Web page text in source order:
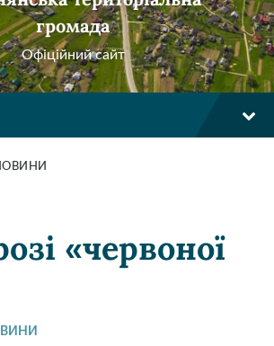
громада
Офіційний сайт
«червоної